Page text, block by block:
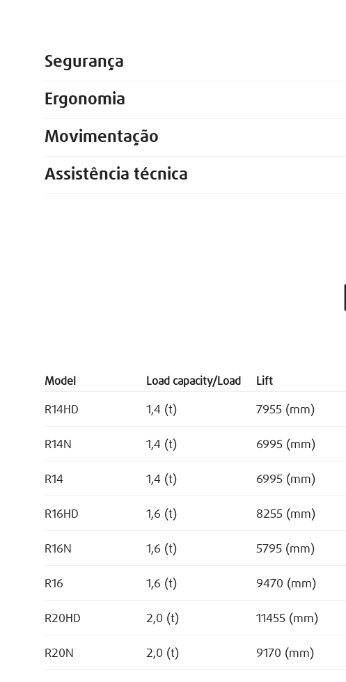
Segurança
Ergonomia
Movimentação
Assistência técnica
Model Load capacity/Load Lift
R14HD 1,4 (t) 7955 (mm)
R14N 1,4 (t) 6995 (mm)
R14 1,4 (t) 6995 (mm)
R16HD 1,6 (t) 8255 (mm)
R16N 1,6 (t) 5795 (mm)
R16 1,6 (t) 9470 (mm)
R20HD 2,0 (t) 11455 (mm)
R20N 2,0 (t) 9170 (mm)